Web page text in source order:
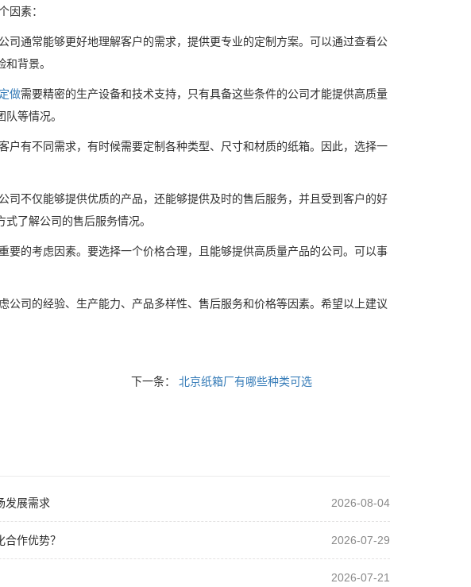
素：
司通常能够更好地理解客户的需求，提供更专业的定制方案。可以通过查看公
背景。
做需要精密的生产设备和技术支持，只有具备这些条件的公司才能提供高质量
等情况。
户有不同需求，有时候需要定制各种类型、尺寸和材质的纸箱。因此，选择一
司不仅能够提供优质的产品，还能够提供及时的售后服务，并且受到客户的好
了解公司的售后服务情况。
要的考虑因素。要选择一个价格合理，且能够提供高质量产品的公司。可以事
公司的经验、生产能力、产品多样性、售后服务和价格等因素。希望以上建议
下一条： 北京纸箱厂有哪些种类可选
发展需求 2026-08-04
作优势？ 2026-07-29
2026-07-21